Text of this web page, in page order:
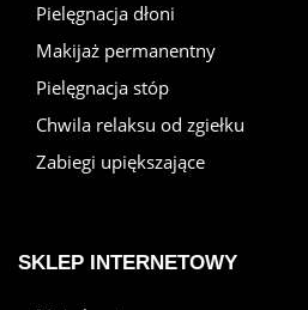
Pielęgnacja dłoni
Makijaż permanentny
Pielęgnacja stóp
Chwila relaksu od zgiełku
Zabiegi upiększające
SKLEP INTERNETOWY